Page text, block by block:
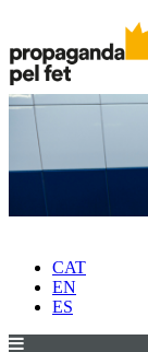
CAT
EN
ES